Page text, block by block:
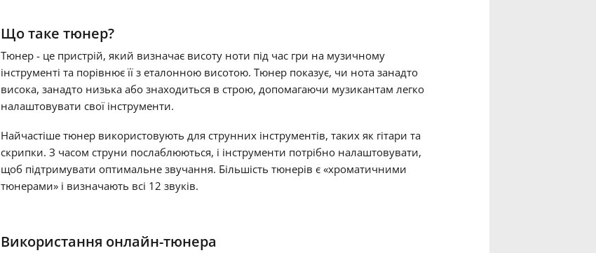
Що таке тюнер?
Тюнер - це пристрій, який визначає висоту ноти під час гри на музичному
інструменті та порівнює її з еталонною висотою. Тюнер показує, чи нота занадто
висока, занадто низька або знаходиться в строю, допомагаючи музикантам легко
налаштовувати свої інструменти.
Найчастіше тюнер використовують для струнних інструментів, таких як гітари та
скрипки. З часом струни послаблюються, і інструменти потрібно налаштовувати,
щоб підтримувати оптимальне звучання. Більшість тюнерів є «хроматичними
тюнерами» і визначають всі 12 звуків.
Використання онлайн-тюнера